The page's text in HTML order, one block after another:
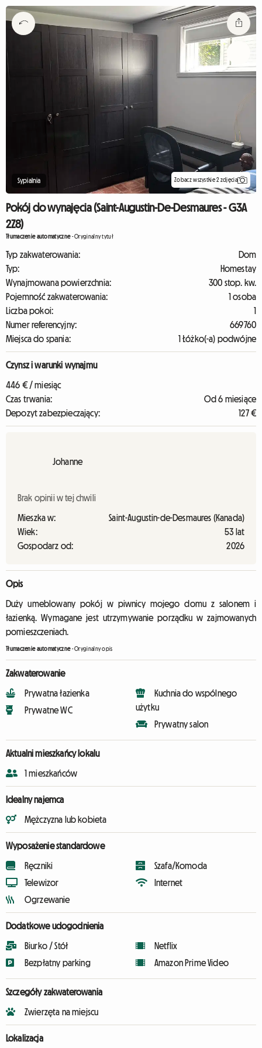
Sypialnia Zobacz wszystkie 2 zdjęcia
Pokój do wynajęcia (Saint-Augustin-De-Desmaures - G3A
2Z8)
Tłumaczenie automatyczne-Oryginalny tytuł
Typ zakwaterowania:
Dom
Typ:
Homestay
Wynajmowana powierzchnia:
300 stop. kw.
Pojemność zakwaterowania:
1 osoba
Liczba pokoi:
1
Numer referencyjny:
669760
Miejsca do spania:
1 Łóżko(-a) podwójne
Czynsz i warunki wynajmu
446 € / miesiąc
Czas trwania:
Od 6 miesiące
Depozyt zabezpieczający:
127 €
Johanne
Brak opinii w tej chwili
Mieszka w:
Saint-Augustin-de-Desmaures (Kanada)
Wiek:
53 lat
Gospodarz od:
2026
Opis
Duży umeblowany pokój w piwnicy mojego domu z salonem i
łazienką. Wymagane jest utrzymywanie porządku w zajmowanych
pomieszczeniach.
Tłumaczenie automatyczne-Oryginalny opis
Zakwaterowanie
Prywatna łazienka
Prywatne WC
Kuchnia do wspólnego
użytku
Prywatny salon
Aktualni mieszkańcy lokalu
1 mieszkańców
Idealny najemca
Mężczyzna lub kobieta
Wyposażenie standardowe
Ręczniki
Telewizor
Ogrzewanie
Szafa/Komoda
Internet
Dodatkowe udogodnienia
Biurko / Stół
Bezpłatny parking
Netflix
Amazon Prime Video
Szczegóły zakwaterowania
Zwierzęta na miejscu
Lokalizacja